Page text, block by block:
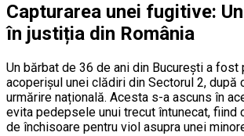
Capturarea unei fugitive:
în justiția din România
Un bărbat de 36 de ani din București a fost
acoperișul unei clădiri din Sectorul 2, după
urmărire națională. Acesta s-a ascuns în
evita pedepsele unui trecut întunecat, fiind
de închisoare pentru viol asupra unei